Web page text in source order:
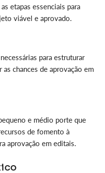
etapas essenciais para
viável e aprovado.
para estruturar
chances de aprovação em
e médio porte que
de fomento à
aprovação em editais.